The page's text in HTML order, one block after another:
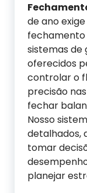
de ano
fechamento
sistemas de
oferecidos
controlar o
precisão
fechar
Nosso
detalhados,
tomar
planejar